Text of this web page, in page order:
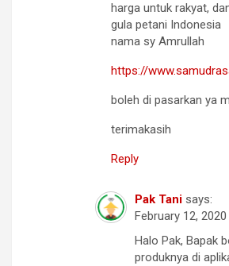
harga untuk rakyat,
gula petani Indonesia
nama sy Amrullah
https://
boleh di pasarkan ya
terimakasih
Reply
Pak Tani says:
February 12,
Halo Pak, Bapak
produknya di